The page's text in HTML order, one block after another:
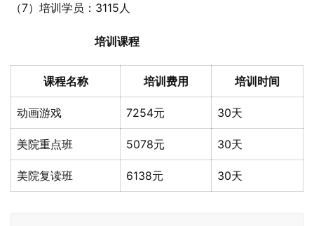
（7）培训学员：3115人
培训课程
课程名称 培训费用 培训时间
动画游戏 7254元 30天
美院重点班 5078元 30天
美院复读班 6138元 30天